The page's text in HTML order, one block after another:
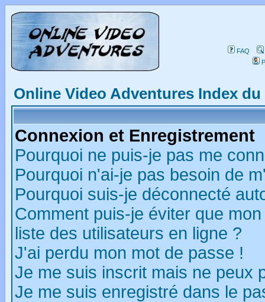
FAQ
Online Video Adventures Index
Connexion et Enregistrement
Pourquoi ne puis-je pas me
Pourquoi n'ai-je pas besoin de
Pourquoi suis-je déconnecté
Comment puis-je éviter que
liste des utilisateurs en ligne ?
J'ai perdu mon mot de passe !
Je me suis inscrit mais ne peux
Je me suis enregistré dans le